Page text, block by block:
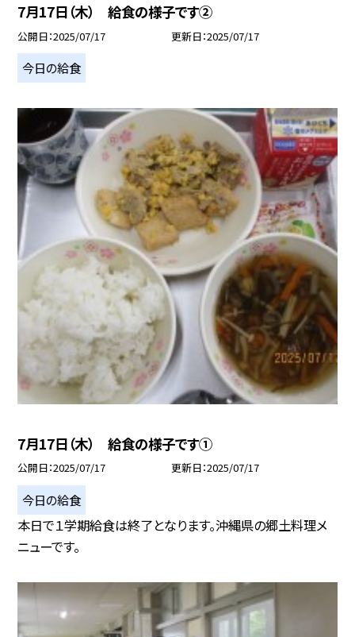
7月17日（木） 給食の様子です②
公開日 2025/07/17 更新日 2025/07/17
今日の給食
7月17日（木） 給食の様子です①
公開日 2025/07/17 更新日 2025/07/17
今日の給食
本日で１学期給食は終了となります。沖縄県の郷土料理メ
ニューです。